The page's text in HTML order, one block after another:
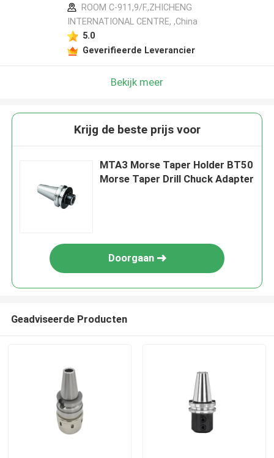
ROOM C-911,9/F.,ZHICHENG
INTERNATIONAL CENTRE, ,China
5.0
Geverifieerde Leverancier
Bekijk meer
Krijg de beste prijs voor
MTA3 Morse Taper Holder BT50
Morse Taper Drill Chuck Adapter
Doorgaan
Geadviseerde Producten